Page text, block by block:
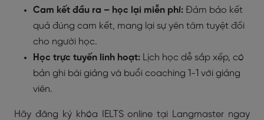
Cam kết đầu ra – học lại miễn phí: Đảm bảo kết
quả đúng cam kết, mang lại sự yên tâm tuyệt đối
cho người học.
Học trực tuyến linh hoạt: Lịch học dễ sắp xếp, có
bản ghi bài giảng và buổi coaching 1-1 với giảng
viên.
Hãy đăng ký khóa IELTS online tại Langmaster ngay